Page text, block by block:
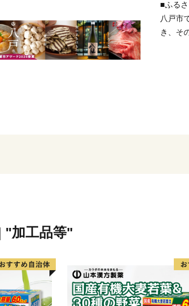
■ふる
八戸市
き、そ
用して
八戸市
より活
る「ふ
"加工品等"